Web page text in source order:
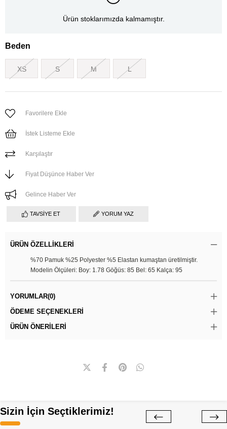
Ürün stoklarımızda kalmamıştır.
Beden
XS S M L
Favorilere Ekle
İstek Listeme Ekle
Karşılaştır
Fiyat Düşünce Haber Ver
Gelince Haber Ver
TAVSIYE ET YORUM YAZ
ÜRÜN ÖZELLIKLERI
%70 Pamuk %25 Polyester %5 Elastan kumaştan üretilmiştir.
Modelin Ölçüleri: Boy: 1.78 Göğüs: 85 Bel: 65 Kalça: 95
YORUMLAR(0)
ÖDEME SEÇENEKLERI
ÜRÜN ÖNERILERI
Sizin İçin Seçtiklerimiz!